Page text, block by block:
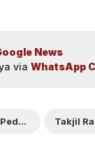
News
via WhatsApp
Penertiban Pedagang